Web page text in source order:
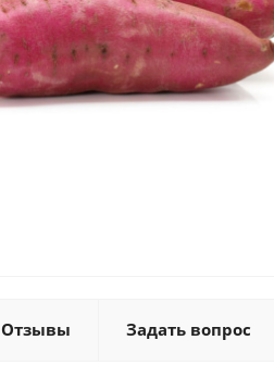
Отзывы Задать вопрос